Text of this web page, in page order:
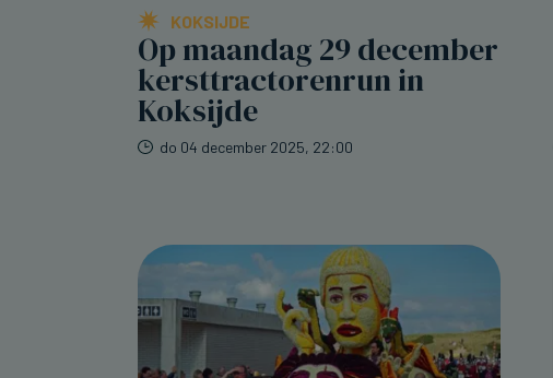
KOKSIJDE
Op maandag 29 december
kersttractorenrun in
Koksijde
do 04 december 2025, 22:00